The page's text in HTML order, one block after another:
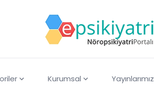
Kurumsal Yayınlarımız